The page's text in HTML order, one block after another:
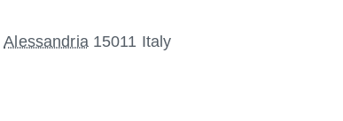
Alessandria 15011 Italy